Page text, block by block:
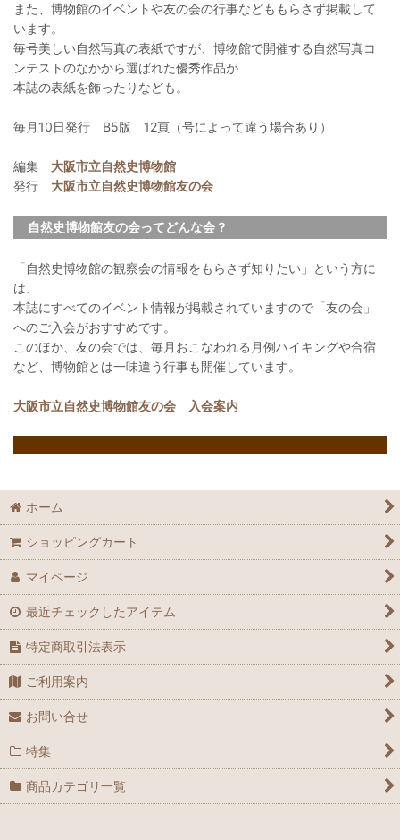
また、博物館のイベントや友の会の行事などももらさず掲載して
います。
毎号美しい自然写真の表紙ですが、博物館で開催する自然写真コ
ンテストのなかから選ばれた優秀作品が
本誌の表紙を飾ったりなども。
毎月10日発行 B5版 12頁（号によって違う場合あり）
編集 大阪市立自然史博物館
発行 大阪市立自然史博物館友の会
自然史博物館友の会ってどんな会？
「自然史博物館の観察会の情報をもらさず知りたい」という方に
は、
本誌にすべてのイベント情報が掲載されていますので「友の会」
へのご入会がおすすめです。
このほか、友の会では、毎月おこなわれる月例ハイキングや合宿
など、博物館とは一味違う行事も開催しています。
大阪市立自然史博物館友の会 入会案内
ホーム
ショッピングカート
マイページ
最近チェックしたアイテム
特定商取引法表示
ご利用案内
お問い合せ
特集
商品カテゴリ一覧